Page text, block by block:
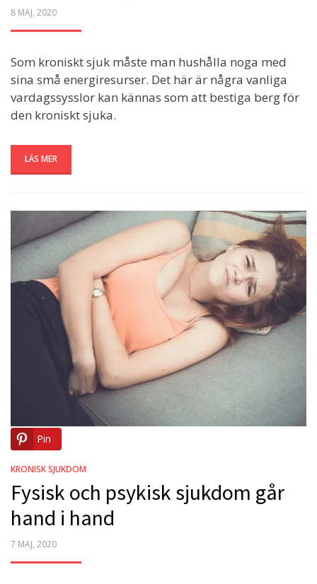
POSTED
8 MAJ, 2020
Som kroniskt sjuk måste man hushålla noga med
sina små energiresurser. Det här är några vanliga
vardagssysslor kan kännas som att bestiga berg för
den kroniskt sjuka.
LÄS MER
Pin
KRONISK SJUKDOM
Fysisk och psykisk sjukdom går
hand i hand
POSTED
7 MAJ, 2020